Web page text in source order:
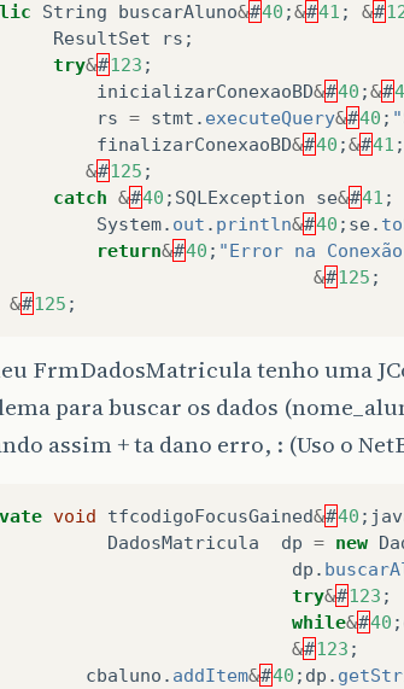
String buscarAluno&#40 ;&#41 ; &#
ResultSet
rs ;
try&#123 ;
inicializarConexaoBD&#40 ;&#
rs = stmt . executeQuery&#40 ;
finalizarConexaoBD&#40 ;&#41
&#125 ;
catch &#40 ; SQLException se&#41 ;
System. out . println&#40 ; se.
return&#40 ; "Error na
&#125 ;
&#125 ;
FrmDadosMatricula tenho uma
para buscar os dados
assim + ta dano erro, : (Uso o
void tfcodigoFocusGained&#40 ;
DadosMatricula
dp = new
dp .
try&#123 ;
while&#40 ;
&#123 ;
cbaluno . addItem&#40 ; dp .